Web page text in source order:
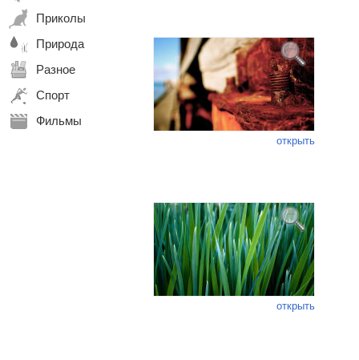
Приколы
Природа
Разное
Спорт
Фильмы
открыть
открыть